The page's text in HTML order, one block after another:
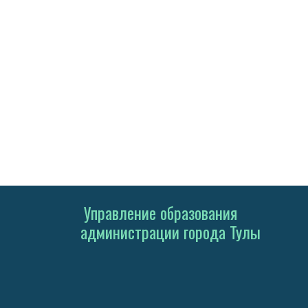
Управление образования
администрации города Тулы